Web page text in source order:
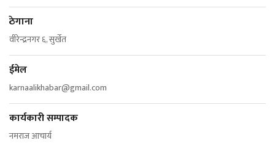
ठेगाना
वीरेन्द्रनगर ६, सुर्खेत
ईमेल
karnaalikhabar@gmail.com
कार्यकारी सम्पादक
नमराज आचार्य